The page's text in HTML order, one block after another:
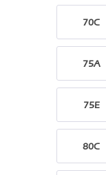
70C
75A
75E
80C